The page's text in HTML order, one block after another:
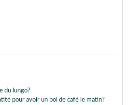
du lungo?
pour avoir un bol de café le matin?